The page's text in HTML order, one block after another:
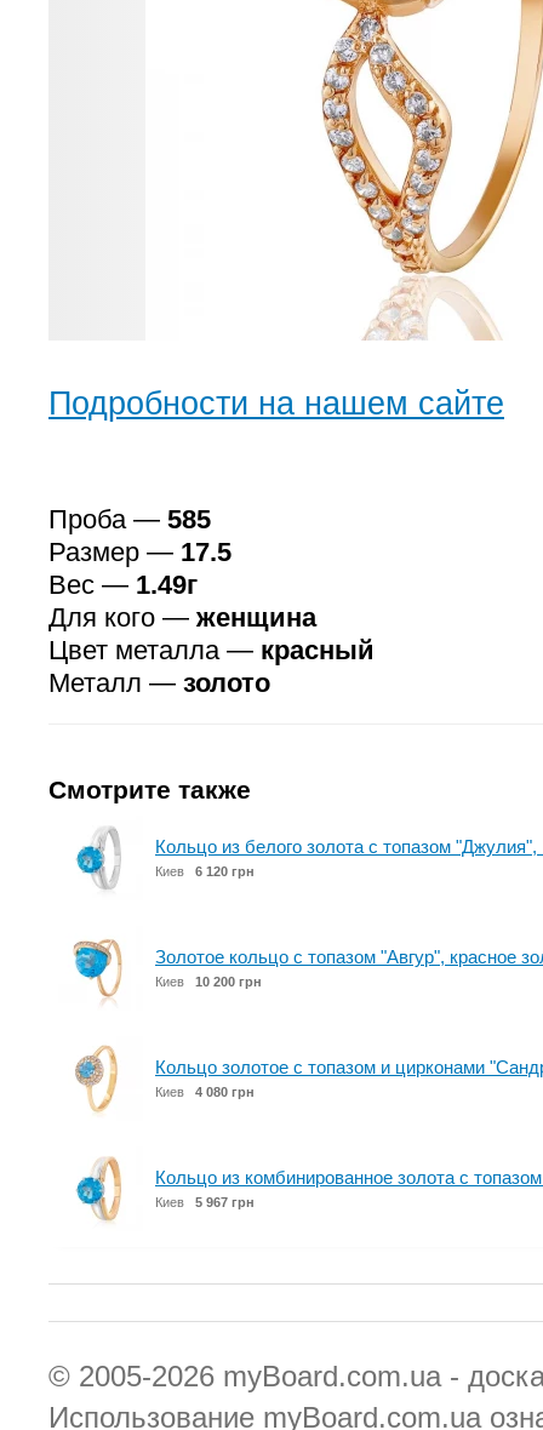
Подробности на нашем сайте
Проба — 585
Размер — 17.5
Вес — 1.49г
Для кого — женщина
Цвет металла — красный
Металл — золото
Смотрите также
Кольцо из белого золота с топазом
Киев 6 120 грн
Золотое кольцо с топазом "Авгур", красное
Киев 10 200 грн
Кольцо золотое с топазом и цирконами
Киев 4 080 грн
Кольцо из комбинированное золота с
Киев 5 967 грн
© 2005-2026 myBoard.com.ua -
Использование myBoard.com.ua